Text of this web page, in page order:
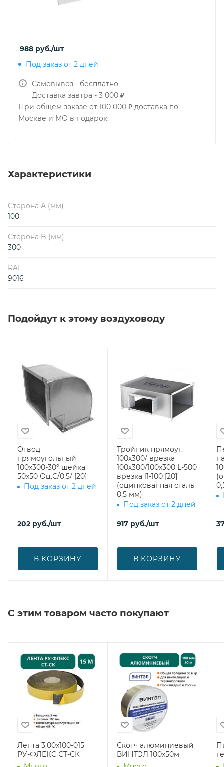
988 руб./шт
Под заказ от 2 дней
Самовывоз - бесплатно
Доставка завтра - 3 000 ₽
При общем заказе от 100 000 ₽ доставка по
Москве и МО в подарок.
Характеристики
Сторона А (мм)
100
Сторона B (мм)
300
RAL
9016
Подойдут к этому воздуховоду
Отвод
прямоугольный
100х300-30° шейка
50х50 Оц.С/0,5/ [20]
Под заказ от 2 дней
202 руб./шт
В КОРЗИНУ
Тройник прямоуг.
100х300/ врезка
100х300/100х300 L-500
врезка l1-100 [20]
(оцинкованная сталь
0,5 мм)
Под заказ от 2 дней
917 руб./шт
В КОРЗИНУ
С этим товаром часто покупают
Лента 3,00х100-015
РУ-ФЛЕКС СТ-СК
Скотч алюминиевый
ВИНТЭЛ 100х50м